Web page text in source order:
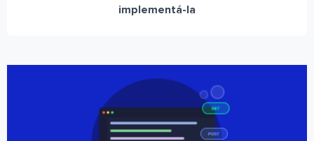
implementá-la